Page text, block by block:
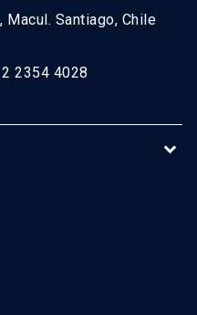
Macul. Santiago, Chile
2354 4028